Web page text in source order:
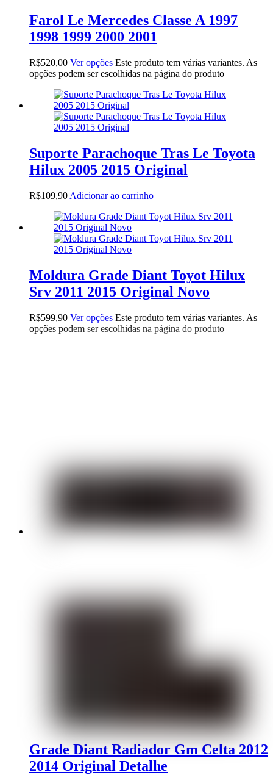
Farol Le Mercedes Classe A 1997
1998 1999 2000 2001
R$520,00 Ver opções Este produto tem várias variantes. As
opções podem ser escolhidas na página do produto
Suporte Parachoque Tras Le Toyota
Hilux 2005 2015 Original
R$109,90 Adicionar ao carrinho
Moldura Grade Diant Toyot Hilux
Srv 2011 2015 Original Novo
R$599,90 Ver opções Este produto tem várias variantes. As
opções podem ser escolhidas na página do produto
Grade Diant Radiador Gm Celta 2012
2014 Original Detalhe